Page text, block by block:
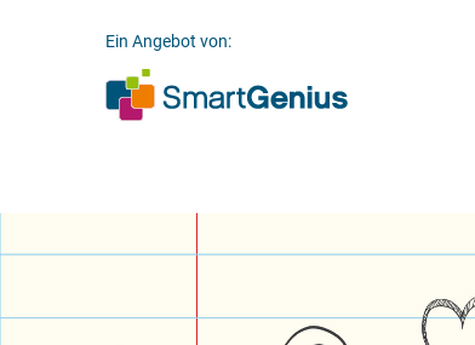
Ein Angebot von: